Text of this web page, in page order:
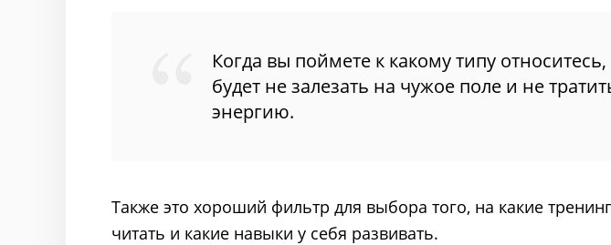
Когда вы поймете к какому типу
будет не залезать на чужое поле и не
энергию.
Также это хороший фильтр для выбора того, на какие
читать и какие навыки у себя развивать.